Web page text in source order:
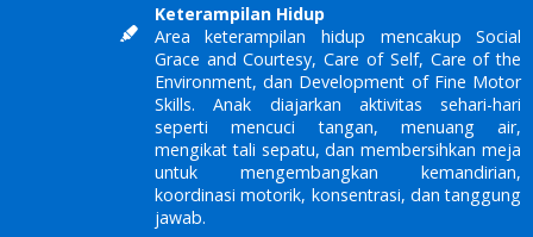
Keterampilan Hidup
Area keterampilan hidup mencakup Social
Grace and Courtesy, Care of Self, Care of the
Environment, dan Development of Fine Motor
Skills. Anak diajarkan aktivitas sehari-hari
seperti mencuci tangan, menuang air,
mengikat tali sepatu, dan membersihkan meja
untuk mengembangkan kemandirian,
koordinasi motorik, konsentrasi, dan tanggung
jawab.